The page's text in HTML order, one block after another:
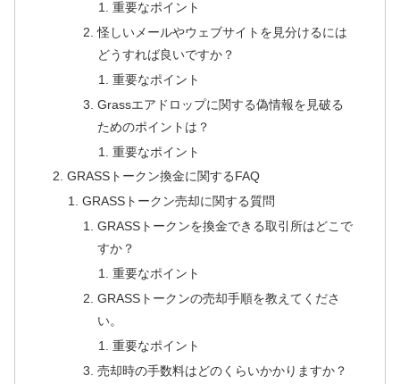
重要なポイント
怪しいメールやウェブサイトを見分けるには
どうすれば良いですか？
重要なポイント
Grassエアドロップに関する偽情報を見破る
ためのポイントは？
重要なポイント
GRASSトークン換金に関するFAQ
GRASSトークン売却に関する質問
GRASSトークンを換金できる取引所はどこで
すか？
重要なポイント
GRASSトークンの売却手順を教えてくださ
い。
重要なポイント
売却時の手数料はどのくらいかかりますか？